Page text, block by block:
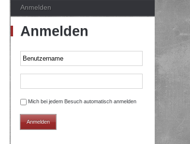
Anmelden
Anmelden
Mich bei jedem Besuch automatisch anmelden